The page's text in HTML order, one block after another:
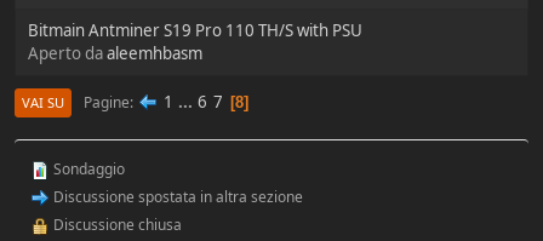
Bitmain Antminer S19 Pro 110 TH/S with PSU
Aperto daaleemhbasm
VAI SU Pagine 1 ... 6 7 8
Sondaggio
Discussione spostata in altra sezione
Discussione chiusa